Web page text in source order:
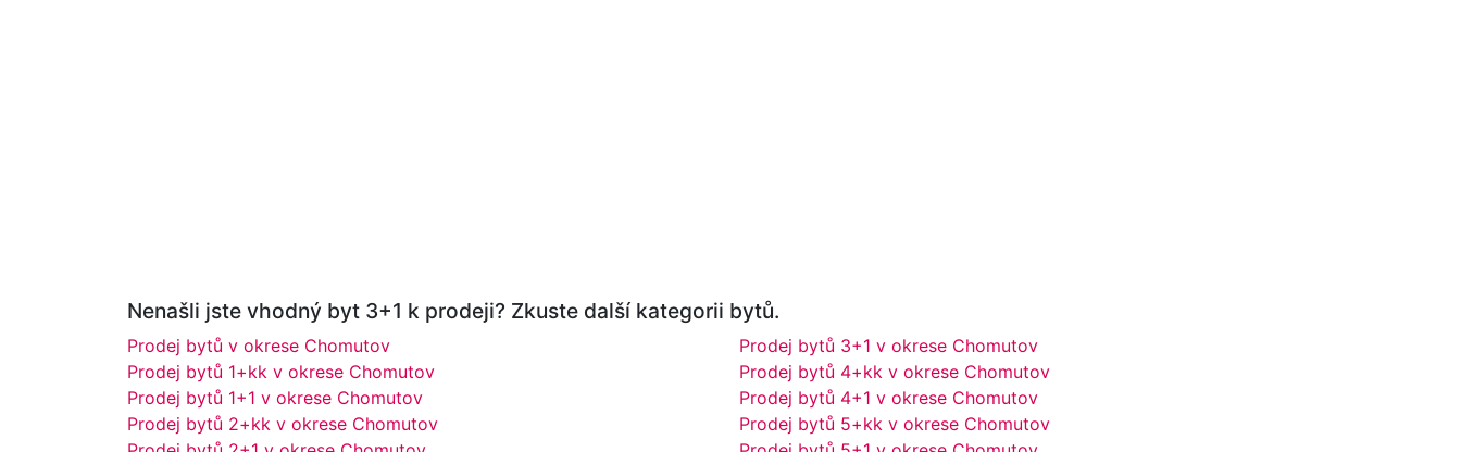
Nenašli jste vhodný byt 3+1 k prodeji? Zkuste další kategorii bytů.
Prodej bytů v okrese Chomutov
Prodej bytů 1+kk v okrese Chomutov
Prodej bytů 1+1 v okrese Chomutov
Prodej bytů 2+kk v okrese Chomutov
Prodej bytů 3+1 v okrese Chomutov
Prodej bytů 4+kk v okrese Chomutov
Prodej bytů 4+1 v okrese Chomutov
Prodej bytů 5+kk v okrese Chomutov